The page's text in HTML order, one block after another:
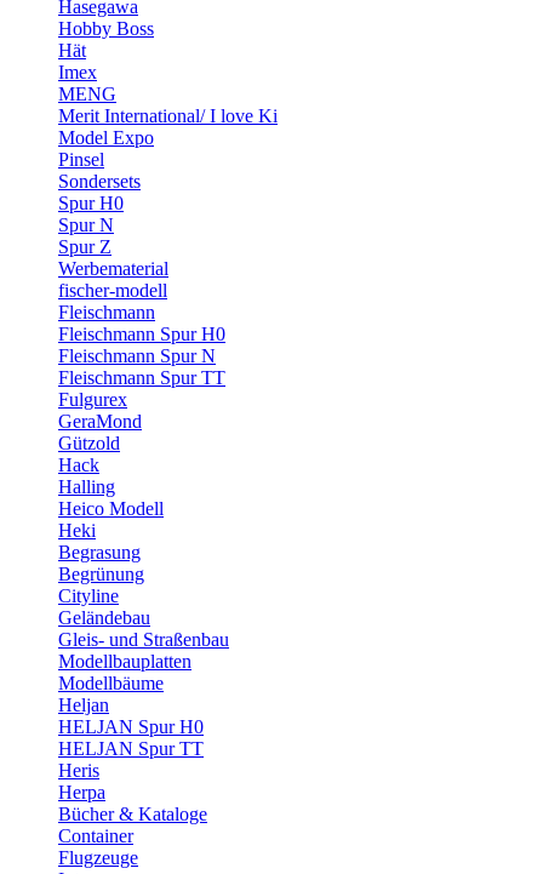
Hasegawa
Hobby Boss
Hät
Imex
MENG
Merit International/ I love Ki
Model Expo
Pinsel
Sondersets
Spur H0
Spur N
Spur Z
Werbematerial
fischer-modell
Fleischmann
Fleischmann Spur H0
Fleischmann Spur N
Fleischmann Spur TT
Fulgurex
GeraMond
Gützold
Hack
Halling
Heico Modell
Heki
Begrasung
Begrünung
Cityline
Geländebau
Gleis- und Straßenbau
Modellbauplatten
Modellbäume
Heljan
HELJAN Spur H0
HELJAN Spur TT
Heris
Herpa
Bücher & Kataloge
Container
Flugzeuge